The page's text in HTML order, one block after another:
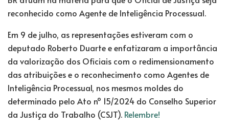
reconhecido como Agente de Inteligência Processual.
Em 9 de julho, as representações estiveram com o
deputado Roberto Duarte e enfatizaram a importância
da valorização dos Oficiais com o redimensionamento
das atribuições e o reconhecimento como Agentes de
Inteligência Processual, nos mesmos moldes do
determinado pelo Ato nº 15/2024 do Conselho Superior
da Justiça do Trabalho (CSJT). Relembre!